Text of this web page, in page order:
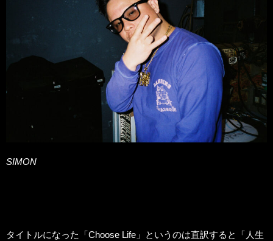
SIMON
タイトルになった「Choose Life」というのは直訳すると「人生